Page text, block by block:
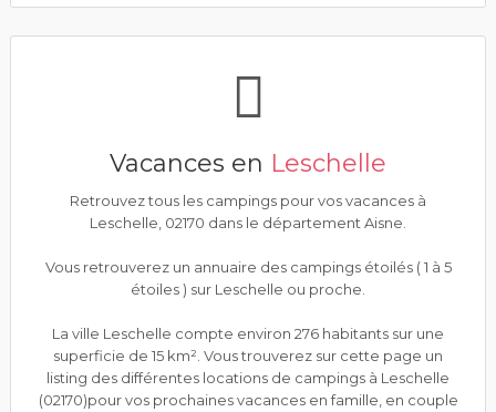
Vacances en Leschelle
Retrouvez tous les campings pour vos vacances à
Leschelle, 02170 dans le département Aisne.
Vous retrouverez un annuaire des campings étoilés ( 1 à 5
étoiles ) sur Leschelle ou proche.
La ville Leschelle compte environ 276 habitants sur une
superficie de 15 km². Vous trouverez sur cette page un
listing des différentes locations de campings à Leschelle
(02170)pour vos prochaines vacances en famille, en couple